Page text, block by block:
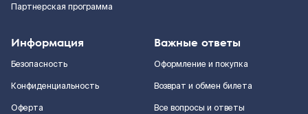
Партнерская программа
Информация
Безопасность
Конфиденциальность
Оферта
Важные ответы
Оформление и покупка
Возврат и обмен билета
Все вопросы и ответы